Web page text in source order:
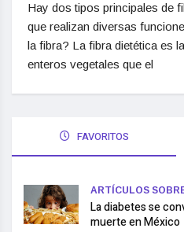
Hay dos tipos principales de
que realizan diversas
la fibra? La fibra dietética es
enteros vegetales que el
FAVORITOS
ARTÍCULOS
La diabetes se
muerte en México